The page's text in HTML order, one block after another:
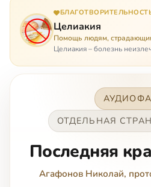
Целиакия
Помощь людям,
Целиакия – болезнь
целиакией страдает в
ОТДЕЛЬНАЯ
Последняя
Агафонов Николай,